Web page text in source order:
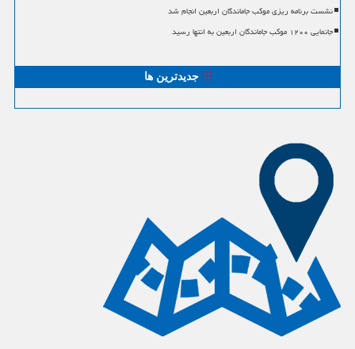
نشست برنامه ریزی موکب جاماندگان اربعین انجام شد
جانمایی ۱۲۰۰ موکب جاماندگان اربعین به انتها رسید
جدیدترین ها